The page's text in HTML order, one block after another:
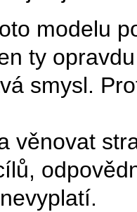
modelu
ty
smysl.
věnovat